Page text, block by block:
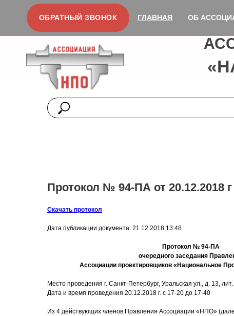
ОБ
ГЛАВНАЯ
ОБРАТНЫЙ ЗВОНОК
Протокол № 94-ПА от 20.12.2018 г
Скачать протокол
Дата публикации документа: 21.12.2018 13:48
Протокол № 94-ПА
очередного заседания
Ассоциации проектировщиков «Национальное
Место проведения г. Санкт-Петербург, Уральская ул., д. 13,
Дата и время проведения 20.12.2018 г. с 17-20 до 17-40
Из 4 действующих членов Правления Ассоциации «НПО»